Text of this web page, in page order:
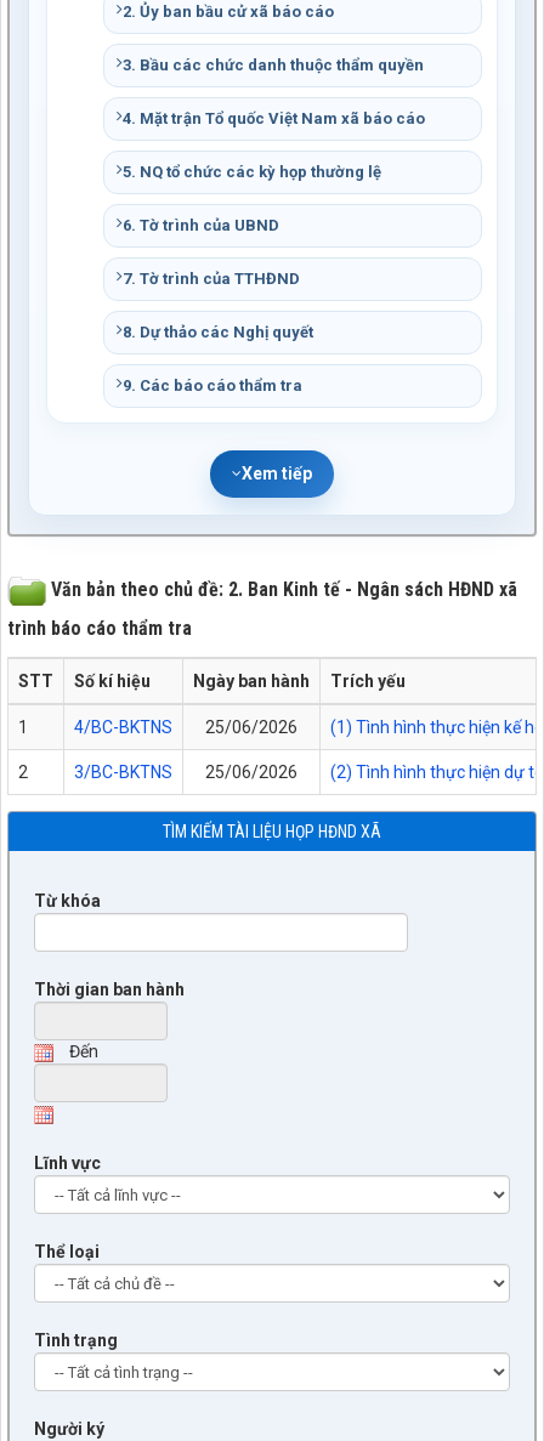
2. Ủy ban bầu cử xã báo cáo
3. Bầu các chức danh thuộc thẩm quyền
4. Mặt trận Tổ quốc Việt Nam xã báo cáo
5. NQ tổ chức các kỳ họp thường lệ
6. Tờ trình của UBND
7. Tờ trình của TTHĐND
8. Dự thảo các Nghị quyết
9. Các báo cáo thẩm tra
Xem tiếp
Văn bản theo chủ đề: 2. Ban Kinh tế - Ngân sách HĐND xã
trình báo cáo thẩm tra
STT Số kí hiệu Ngày ban hành Trích yếu
1 4/BC-BKTNS 25/06/2026 (1) Tình hình thực hiện kế
2 3/BC-BKTNS 25/06/2026 (2) Tình hình thực hiện dự
TÌM KIẾM TÀI LIỆU HỌP HĐND XÃ
Từ khóa
Thời gian ban hành
Đến
Lĩnh vực
Thể loại
Tình trạng
Người ký